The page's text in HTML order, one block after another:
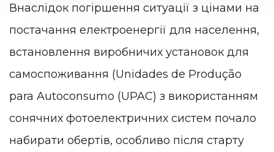
Внаслідок погіршення ситуації з цінами на
постачання електроенергії для населення,
встановлення виробничих установок для
самоспоживання (Unidades de Produção
para Autoconsumo (UPAC) з використанням
сонячних фотоелектричних систем почало
набирати обертів, особливо після старту